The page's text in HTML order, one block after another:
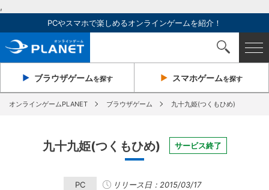
,
PCやスマホで楽しめるオンラインゲームを紹介！
ブラウザゲームを探す スマホゲームを探す
オンラインゲームPLANET ブラウザゲーム 九十九姫(つくもひめ)
九十九姫(つくもひめ) サービス終了
PC リリース日：2015/03/17